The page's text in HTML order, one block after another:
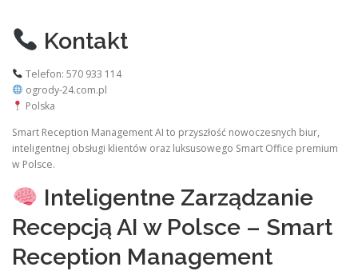
Kontakt
Telefon: 570 933 114
ogrody-24.com.pl
Polska
Smart Reception Management AI to przyszłość nowoczesnych biur,
inteligentnej obsługi klientów oraz luksusowego Smart Office premium
w Polsce.
Inteligentne Zarządzanie
Recepcją AI w Polsce – Smart
Reception Management